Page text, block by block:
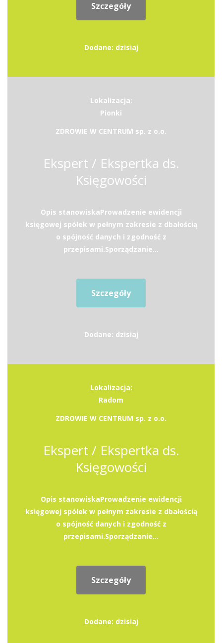
Szczegóły
Dodane: dzisiaj
Lokalizacja:
Pionki
ZDROWIE W CENTRUM sp. z o.o.
Ekspert / Ekspertka ds.
Księgowości
Opis stanowiskaProwadzenie ewidencji
księgowej spółek w pełnym zakresie z dbałością
o spójność danych i zgodność z
przepisami.Sporządzanie...
Szczegóły
Dodane: dzisiaj
Lokalizacja:
Radom
ZDROWIE W CENTRUM sp. z o.o.
Ekspert / Ekspertka ds.
Księgowości
Opis stanowiskaProwadzenie ewidencji
księgowej spółek w pełnym zakresie z dbałością
o spójność danych i zgodność z
przepisami.Sporządzanie...
Szczegóły
Dodane: dzisiaj